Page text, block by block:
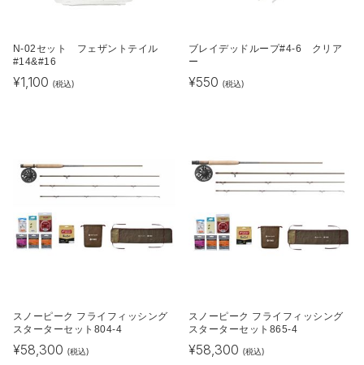
N-02セット フェザントテイル
#14&#16
¥1,100 (税込)
ブレイデッドループ#4-6 クリア
ー
¥550 (税込)
スノーピーク フライフィッシング
スターターセット804-4
¥58,300 (税込)
スノーピーク フライフィッシング
スターターセット865-4
¥58,300 (税込)